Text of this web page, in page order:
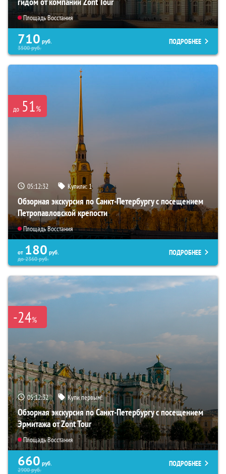
Площадь Восстания
710 руб.
3500руб.
ПОДРОБНЕЕ
до 51%
05:12:31 Купили:1
Обзорная экскурсия по Санкт-Петербургу с посещением
Петропавловской крепости
Площадь Восстания
от 180 руб.
до2360руб.
ПОДРОБНЕЕ
-24%
05:12:31 Купи первым!
Обзорная экскурсия по Санкт-Петербургу с посещением
Эрмитажа от Zont Tour
Площадь Восстания
660 руб.
2900руб.
ПОДРОБНЕЕ